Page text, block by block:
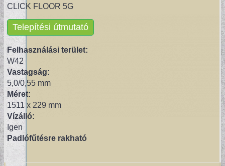
CLICK FLOOR 5G
Telepítési útmutató
Felhasználási terület:
W42
Vastagság:
5,0/0,55 mm
Méret:
1511 x 229 mm
Vízálló:
Igen
Padlófűtésre rakható